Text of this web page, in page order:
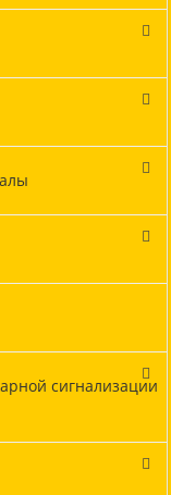
сигнализации